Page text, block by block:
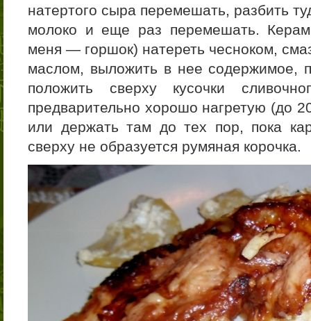
натертого сыра перемешать, разбить
молоко и еще раз перемешать.
меня — горшок) натереть чесноком,
маслом, выложить в нее содержимое,
положить сверху кусочки
предварительно хорошо нагретую (до
или держать там до тех пор, пока
сверху не образуется румяная корочка.